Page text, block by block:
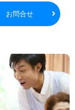
お問合せ